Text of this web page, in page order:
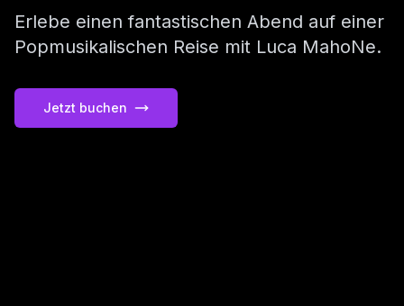
Erlebe einen fantastischen Abend auf einer
Popmusikalischen Reise mit Luca MahoNe.
Jetzt buchen